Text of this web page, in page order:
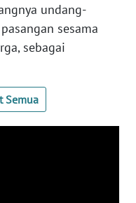
undang-
sesama
sebagai
Semua